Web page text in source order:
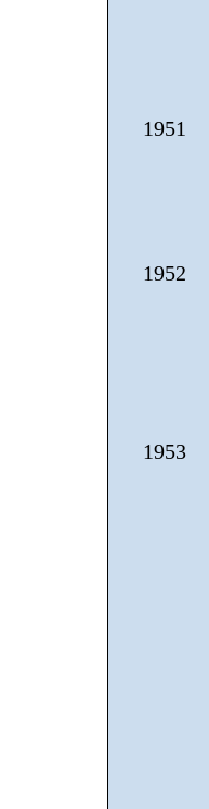
1951
1952
1953